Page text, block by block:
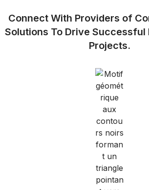
Connect With Providers of
Solutions To Drive
Projects.